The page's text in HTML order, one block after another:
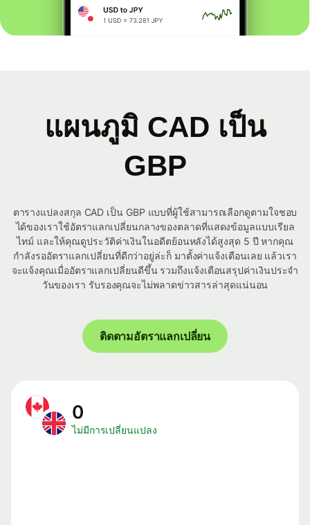
แผนภูมิ CAD เป็น
GBP
ตารางแปลงสกุล CAD เป็น GBP แบบที่ผู้ใช้สามารถเลือกดูตามใจชอบ
ได้ของเราใช้อัตราแลกเปลี่ยนกลางของตลาดที่แสดงข้อมูลแบบเรียล
ไทม์ และให้คุณดูประวัติค่าเงินในอดีตย้อนหลังได้สูงสุด 5 ปี หากคุณ
กำลังรออัตราแลกเปลี่ยนที่ดีกว่าอยู่ล่ะก็ มาตั้งค่าแจ้งเตือนเลย แล้วเรา
จะแจ้งคุณเมื่ออัตราแลกเปลี่ยนดีขึ้น รวมถึงแจ้งเตือนสรุปค่าเงินประจำ
วันของเรา รับรองคุณจะไม่พลาดข่าวสารล่าสุดแน่นอน
ติดตามอัตราแลกเปลี่ยน
0
ไม่มีการเปลี่ยนแปลง